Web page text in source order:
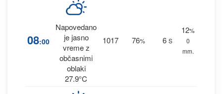
08:00
Napovedano
je jasno
vreme z
občasnimi
oblaki
27.9°C
1017 76% 6 S
12%
0
mm.